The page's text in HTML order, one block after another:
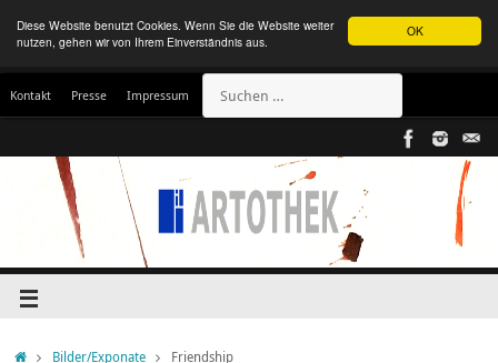
OK
Diese Website benutzt Cookies. Wenn Sie die Website weiter
nutzen, gehen wir von Ihrem Einverständnis aus.
Kontakt Presse Impressum
Bilder/Exponate Friendship